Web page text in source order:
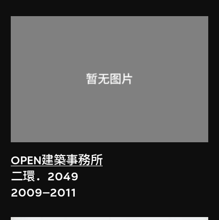
OPEN建築事務所
二環．2049
2009–2011